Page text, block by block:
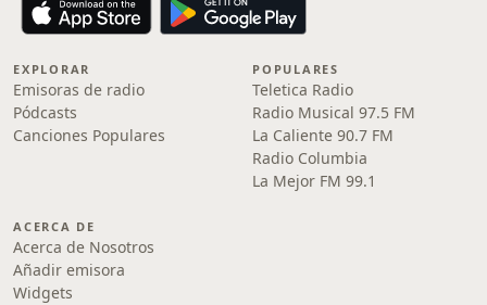
EXPLORAR
Emisoras de radio
Pódcasts
Canciones Populares
POPULARES
Teletica Radio
Radio Musical 97.5 FM
La Caliente 90.7 FM
Radio Columbia
La Mejor FM 99.1
ACERCA DE
Acerca de Nosotros
Añadir emisora
Widgets